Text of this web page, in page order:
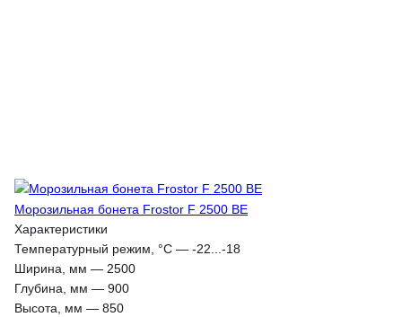
Морозильная бонета Frostor F 2500 BE
Характеристики
Температурный режим, °С — -22...-18
Ширина, мм — 2500
Глубина, мм — 900
Высота, мм — 850